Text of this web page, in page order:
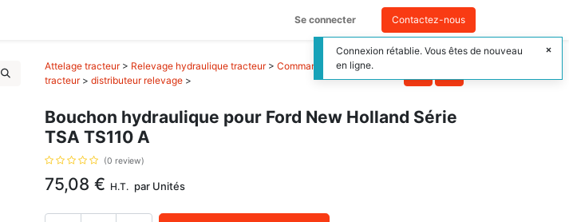
Se connecter Contactez-nous
Attelage tracteur> Relevage hydraulique tracteur> Commande relevage
tracteur> distributeur relevage >
Bouchon hydraulique pour Ford New Holland Série
TSA TS110 A
(0 review)
75,08 € H.T. par Unités
Connexion rétablie. Vous êtes de nouveau
en ligne.